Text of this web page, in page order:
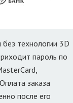
технологии 3D
пароль по
заказа
после его